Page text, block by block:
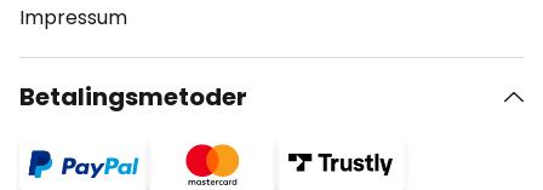
Impressum
Betalingsmetoder